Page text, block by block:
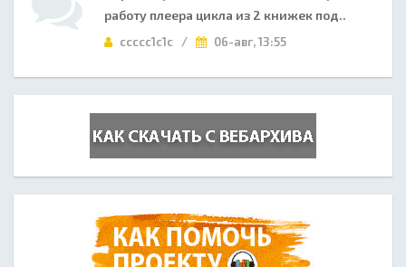
работу плеера цикла из 2 книжек под..
ccccc1c1c / 06-авг, 13:55